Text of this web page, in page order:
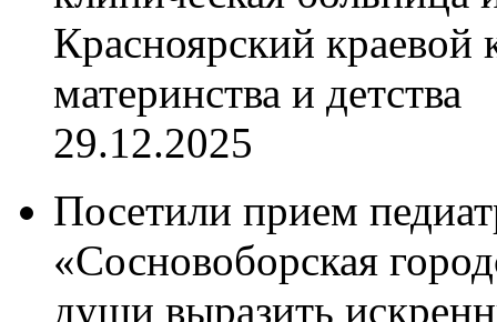
Красноярский краевой
материнства и детства
29.12.2025
Посетили прием
«Сосновоборская
души выразить